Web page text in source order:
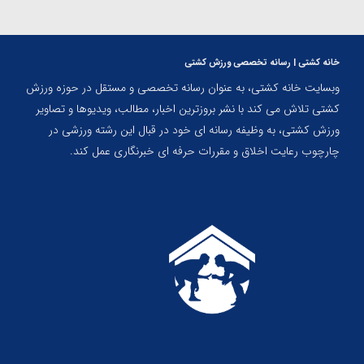
خانه کشتی | رسانه تخصصی ورزش کشتی
وبسایت خانه کشتی، به عنوان رسانه تخصصی و مستقل در حوزه ورزش
کشتی تلاش می کند با نشر بروزترین اخبار، مطالب، ویدیوها و تصاویر
ورزش کشتی، به وظیفه رسانه ای خود در قبال این رشته ورزشی در
چارچوب رعایت اخلاق و مقررات حرفه ای خبرنگاری عمل کند.